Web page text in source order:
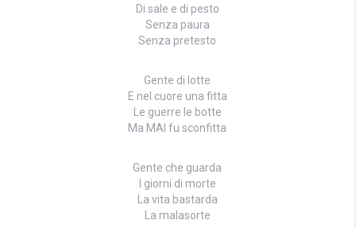
Di sale e di pesto
Senza paura
Senza pretesto
Gente di lotte
E nel cuore una fitta
Le guerre le botte
Ma MAI fu sconfitta
Gente che guarda
I giorni di morte
La vita bastarda
La malasorte